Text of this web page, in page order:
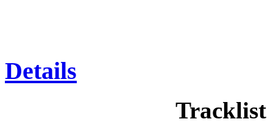
Details
Tracklist